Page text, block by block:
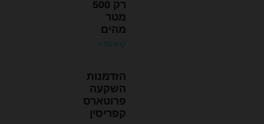
רק 500
מטר
מהים
קרא עוד »
הזדמנות
השקעה
פרוטארס
קפריסין